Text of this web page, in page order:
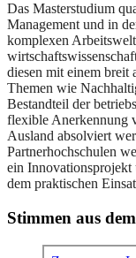
Das Masterstudium
Management und in
komplexen
diesen mit einem breit
Themen wie
Bestandteil der
flexible Anerkennung
Ausland absolviert
Partnerhochschulen
ein Innovationsprojekt
dem praktischen
Stimmen aus